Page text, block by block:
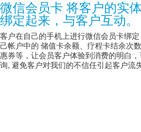
微信会员卡 将客户的实
绑定起来，与客户互动。
客户在自己的手机上进行微信会员卡绑
己帐户中的 储值卡余额、疗程卡结余次
惠券等，让会员客户体验到消费的明白
询, 避免客户对我们的不信任引起客户流失